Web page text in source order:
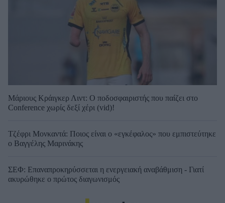
Μάριους Κράιγκερ Λιντ: Ο ποδοσφαιριστής που παίζει στο
Conference χωρίς δεξί χέρι (vid)!
Τζέφρι Μονκαντά: Ποιος είναι ο «εγκέφαλος» που εμπιστεύτηκε
ο Βαγγέλης Μαρινάκης
ΣΕΦ: Επαναπροκηρύσσεται η ενεργειακή αναβάθμιση - Γιατί
ακυρώθηκε ο πρώτος διαγωνισμός